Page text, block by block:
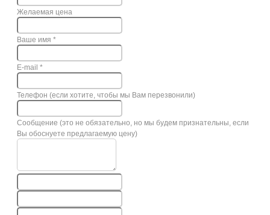
Желаемая цена
Ваше имя *
E-mail *
Телефон (если хотите, чтобы мы Вам перезвонили)
Сообщение (это не обязательно, но мы будем признательны, если
Вы обоснуете предлагаемую цену)